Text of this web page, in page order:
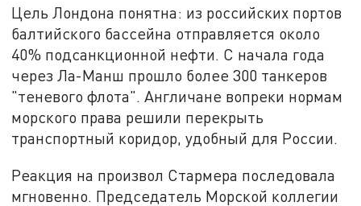
Цель Лондона понятна: из российских портов
балтийского бассейна отправляется около
40% подсанкционной нефти. С начала года
через Ла-Манш прошло более 300 танкеров
"теневого флота". Англичане вопреки нормам
морского права решили перекрыть
транспортный коридор, удобный для России.
Реакция на произвол Стармера последовала
мгновенно. Председатель Морской коллегии